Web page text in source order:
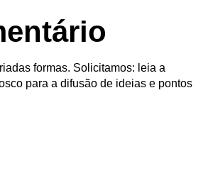
formas. Solicitamos: leia a
para a difusão de ideias e pontos